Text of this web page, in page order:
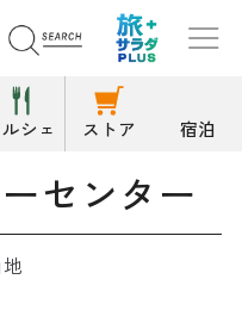
シェ ストア 宿泊
ンター
センター